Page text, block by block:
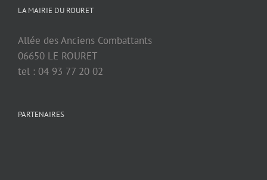
LA MAIRIE DU ROURET
Allée des Anciens Combattants
06650 LE ROURET
tel : 04 93 77 20 02
PARTENAIRES